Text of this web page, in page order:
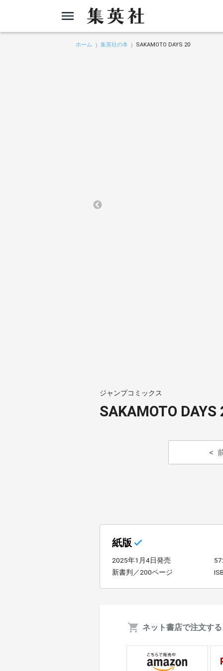
ホーム 集英社の本 SAKAMOTO DAYS 20
ジャンプコミックス
SAKAMOTO DAYS
紙版
2025年1月4日発売
新書判／200ページ
ネット書店で注文する